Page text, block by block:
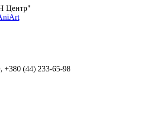
Центр"
+380 (44) 233-65-98